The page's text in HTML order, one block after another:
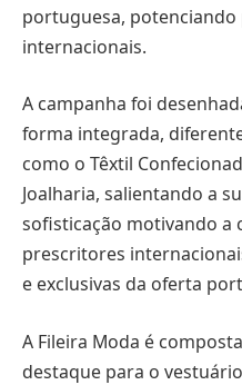
portuguesa, potenciando
internacionais.
A campanha foi
forma integrada,
como o Têxtil
Joalharia, salientando a
sofisticação motivando a
prescritores
e exclusivas da oferta
A Fileira Moda é
destaque para o